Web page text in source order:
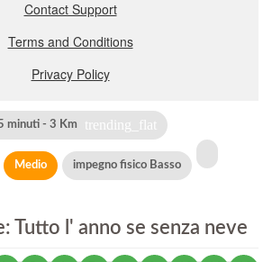
trending_flat
minuti - 3 Km
Medio impegno fisico Basso
Tutto l' anno se senza neve